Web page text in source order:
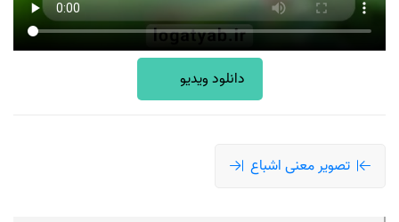
دانلود ویدیو
تصویر معنی اشباع